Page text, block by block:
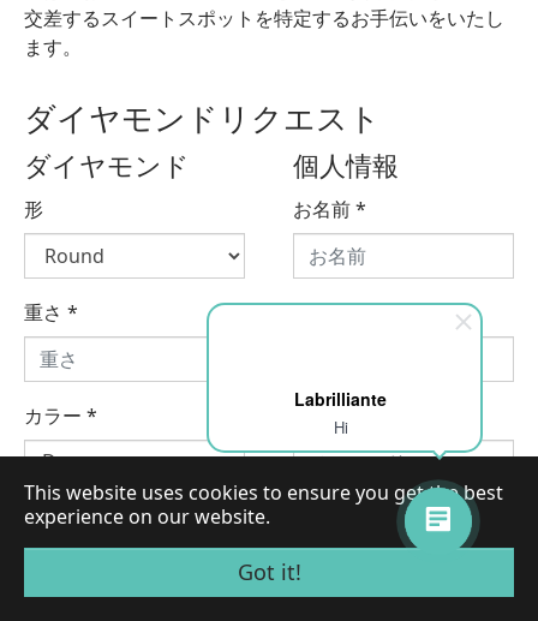
Labrilliante
Hi
This website uses cookies to ensure you get the best
experience on our website.
Got it!
交差するスイートスポットを特定するお手伝いをいたし
ます。
ダイヤモンドリクエスト
ダイヤモンド
形
重さ *
カラー *
クラリティ*
個人情報
お名前*
会社名
メールアドレス